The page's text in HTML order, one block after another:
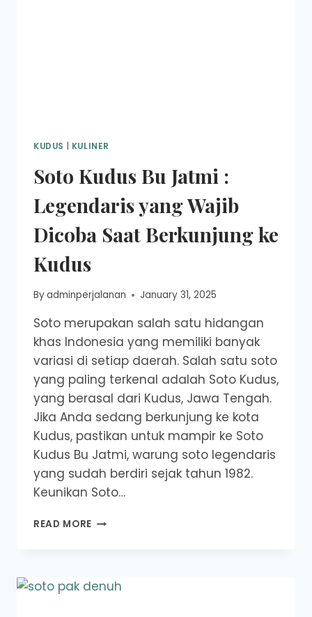
KUDUS KULINER
Soto Kudus Bu Jatmi :
Legendaris yang Wajib
Dicoba Saat Berkunjung ke
Kudus
Byadminperjalanan January 31, 2025
Soto merupakan salah satu hidangan
khas Indonesia yang memiliki banyak
variasi di setiap daerah. Salah satu soto
yang paling terkenal adalah Soto Kudus,
yang berasal dari Kudus, Jawa Tengah.
Jika Anda sedang berkunjung ke kota
Kudus, pastikan untuk mampir ke Soto
Kudus Bu Jatmi, warung soto legendaris
yang sudah berdiri sejak tahun 1982.
Keunikan Soto…
READ MORE SOTO
LEGENDARIS